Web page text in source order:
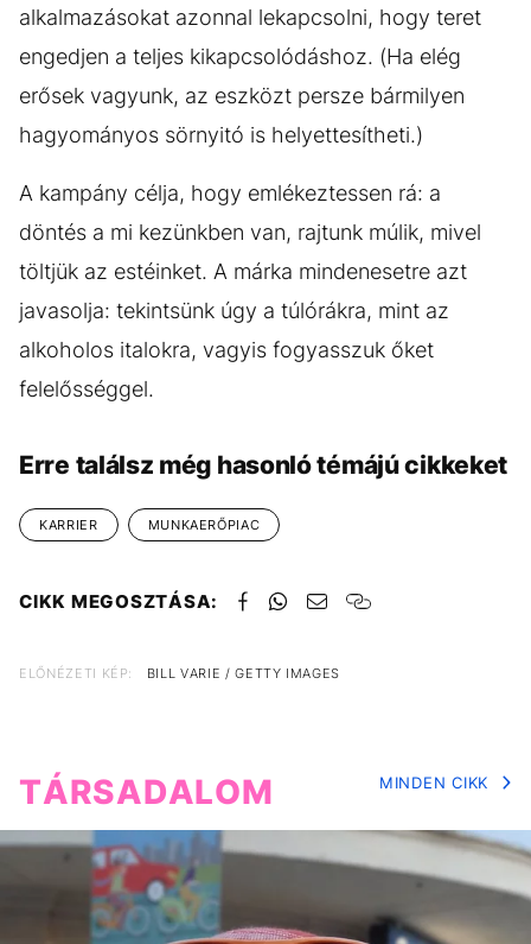
alkalmazásokat azonnal lekapcsolni, hogy teret
engedjen a teljes kikapcsolódáshoz. (Ha elég
erősek vagyunk, az eszközt persze bármilyen
hagyományos sörnyitó is helyettesítheti.)
A kampány célja, hogy emlékeztessen rá: a
döntés a mi kezünkben van, rajtunk múlik, mivel
töltjük az estéinket. A márka mindenesetre azt
javasolja: tekintsünk úgy a túlórákra, mint az
alkoholos italokra, vagyis fogyasszuk őket
felelősséggel.
Erre találsz még hasonló témájú cikkeket
KARRIER MUNKAERŐPIAC
CIKK MEGOSZTÁSA:
ELŐNÉZETI KÉP: BILL VARIE / GETTY IMAGES
TÁRSADALOM MINDEN CIKK